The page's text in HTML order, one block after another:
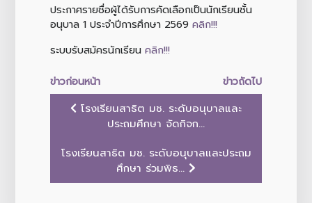
ประกาศรายชื่อผู้ได้รับการคัดเลือกเป็นนักเรียนชั้น
อนุบาล 1 ประจำปีการศึกษา 2569 คลิก!!!
ระบบรับสมัครนักเรียน คลิก!!!
ข่าวก่อนหน้า
ข่าวถัดไป
โรงเรียนสาธิต มช. ระดับอนุบาลและ
ประถมศึกษา จัดกิจก...
โรงเรียนสาธิต มช. ระดับอนุบาลและประถม
ศึกษา ร่วมพิธ...